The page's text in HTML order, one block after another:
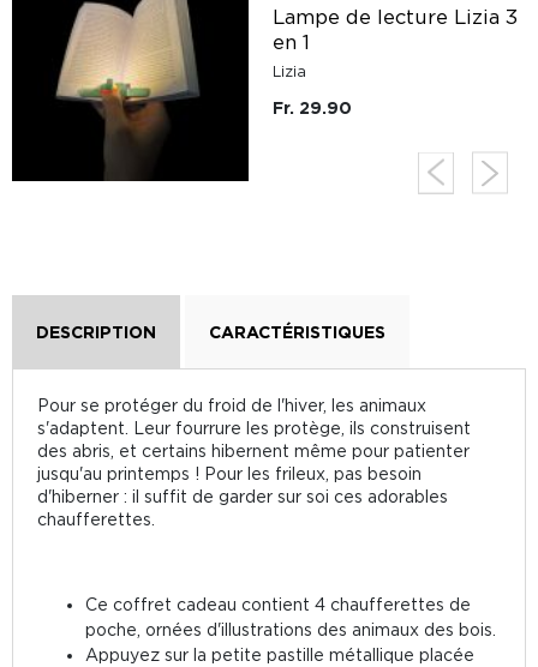
Lampe de lecture Lizia 3
en 1
Lizia
Fr. 29.90
DESCRIPTION CARACTÉRISTIQUES
Pour se protéger du froid de l'hiver, les animaux
s'adaptent. Leur fourrure les protège, ils construisent
des abris, et certains hibernent même pour patienter
jusqu'au printemps ! Pour les frileux, pas besoin
d'hiberner : il suffit de garder sur soi ces adorables
chaufferettes.
Ce coffret cadeau contient 4 chaufferettes de
poche, ornées d'illustrations des animaux des bois.
Appuyez sur la petite pastille métallique placée